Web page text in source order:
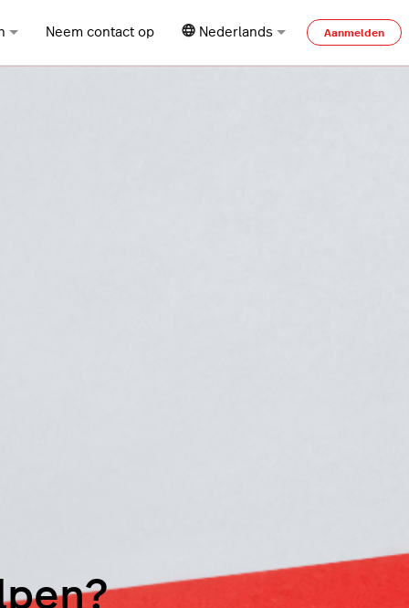
Neem contact op Nederlands Aanmelden